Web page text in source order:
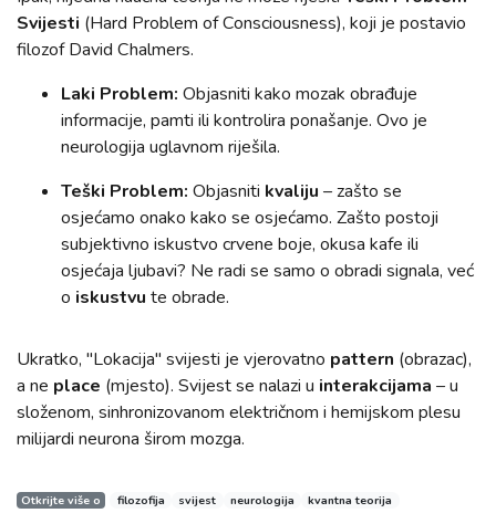
Svijesti (Hard Problem of Consciousness), koji je postavio
filozof David Chalmers.
Laki Problem: Objasniti kako mozak obrađuje
informacije, pamti ili kontrolira ponašanje. Ovo je
neurologija uglavnom riješila.
Teški Problem: Objasniti kvaliju – zašto se
osjećamo onako kako se osjećamo. Zašto postoji
subjektivno iskustvo crvene boje, okusa kafe ili
osjećaja ljubavi? Ne radi se samo o obradi signala, već
o iskustvu te obrade.
Ukratko, "Lokacija" svijesti je vjerovatno pattern (obrazac),
a ne place (mjesto). Svijest se nalazi u interakcijama – u
složenom, sinhronizovanom električnom i hemijskom plesu
milijardi neurona širom mozga.
Otkrijte više o filozofija svijest neurologija
kvantna teorija